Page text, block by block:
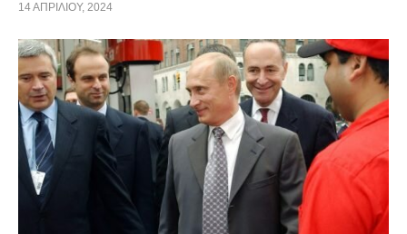
14 ΑΠΡΙΛΊΟΥ, 2024